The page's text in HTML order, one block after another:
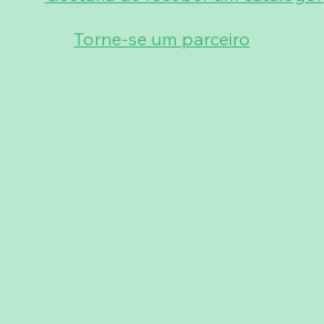
Torne-se um parceiro